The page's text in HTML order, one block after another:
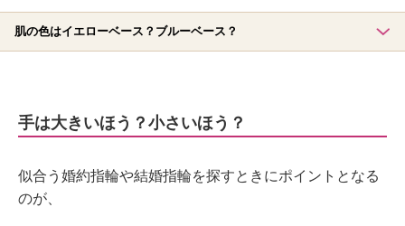
肌の色はイエローベース？ブルーベース？
手は大きいほう？小さいほう？
似合う婚約指輪や結婚指輪を探すときにポイントとなる
のが、